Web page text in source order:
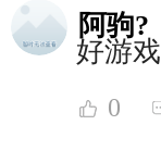
阿驹?
好游戏
0